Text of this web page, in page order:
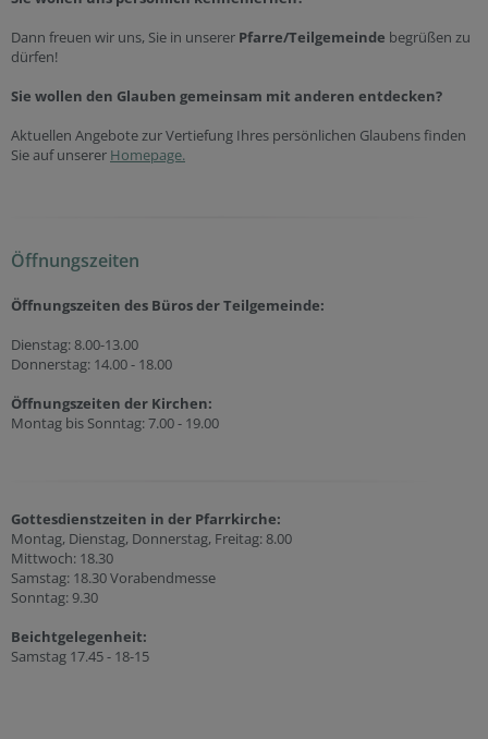
Dann freuen wir uns, Sie in unserer Pfarre/Teilgemeinde begrüßen zu
dürfen!
Sie wollen den Glauben gemeinsam mit anderen entdecken?
Aktuellen Angebote zur Vertiefung Ihres persönlichen Glaubens finden
Sie auf unserer Homepage.
Öffnungszeiten
Öffnungszeiten des Büros der Teilgemeinde:
Dienstag: 8.00-13.00
Donnerstag: 14.00 - 18.00
Öffnungszeiten der Kirchen:
Montag bis Sonntag: 7.00 - 19.00
Gottesdienstzeiten in der Pfarrkirche:
Montag, Dienstag, Donnerstag, Freitag: 8.00
Mittwoch: 18.30
Samstag: 18.30 Vorabendmesse
Sonntag: 9.30
Beichtgelegenheit:
Samstag 17.45 - 18-15